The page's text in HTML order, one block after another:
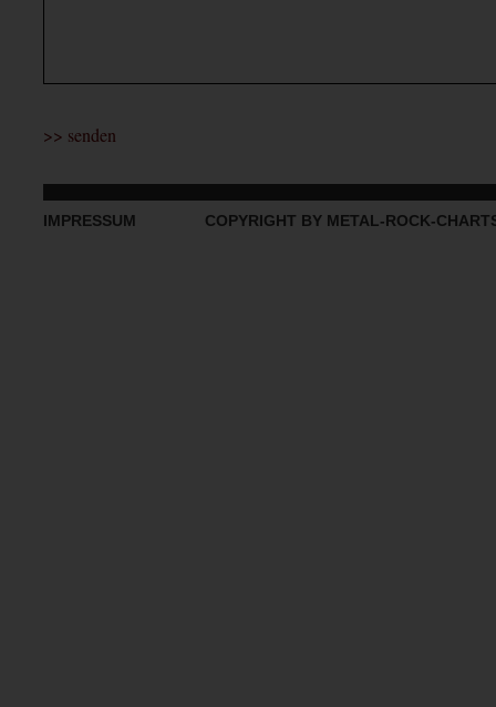
IMPRESSUM COPYRIGHT BY METAL-ROCK-